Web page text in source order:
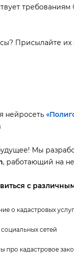
Присылайте их
нейросеть
Мы
, работающий на
с
о кадастровых
сетей
про кадастровое